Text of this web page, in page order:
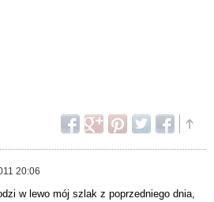
20:06
w lewo mój szlak z poprzedniego dnia,